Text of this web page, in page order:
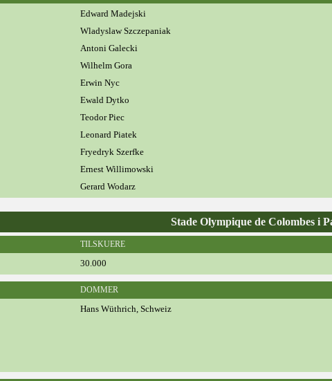
Edward Madejski
Wladyslaw Szczepaniak
Antoni Galecki
Wilhelm Gora
Erwin Nyc
Ewald Dytko
Teodor Piec
Leonard Piatek
Fryedryk Szerfke
Ernest Willimowski
Gerard Wodarz
Stade Olympique de Colombes i
TILSKUERE
30.000
DOMMER
Hans Wüthrich, Schweiz